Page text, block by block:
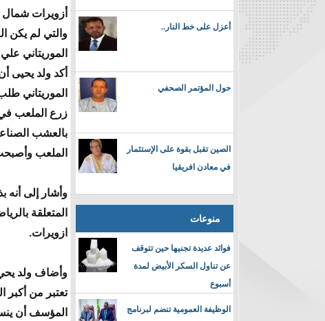
أعزل على خط النار..
حول المؤتمر الصحفي
الصين تقبل بقوة على الإستثمار
في معادن افريقيا
منوعات
فوائد عديدة تجنيها حين تتوقف
عن تناول السكر الأبيض لمدة
أسبوع
الوظيفة العمومية تنضم لبرنامج
أزويرات شمال
والتي لم يكن
الموريتاني
أكد ولد يحيى
الموريتاني
زرع الملعب
بالعشب
الملعب
وأشار إلى
المتعلقة
ازويرات.
وأضاف ولد يحي
تعتبر من أكبر
المؤسف أن